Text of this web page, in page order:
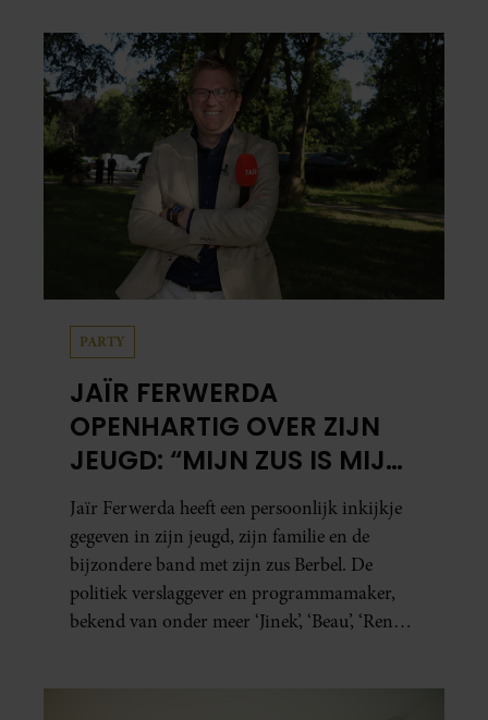
PARTY
JAÏR FERWERDA
OPENHARTIG OVER ZIJN
JEUGD: “MIJN ZUS IS MIJN
MORELE KOMPAS”
Jaïr Ferwerda heeft een persoonlijk inkijkje
gegeven in zijn jeugd, zijn familie en de
bijzondere band met zijn zus Berbel. De
politiek verslaggever en programmamaker,
bekend van onder meer ‘Jinek’, ‘Beau’, ‘Renze’,